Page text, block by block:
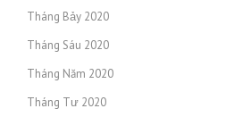
Tháng Bảy 2020
Tháng Sáu 2020
Tháng Năm 2020
Tháng Tư 2020